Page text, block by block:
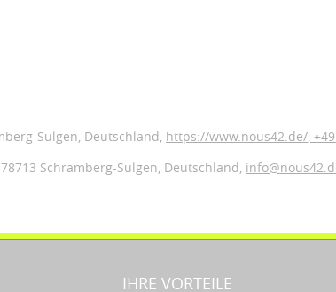
Sulgen, Deutschland, https://www.nous42.de/,
78713 Schramberg-Sulgen, Deutschland,
IHRE VORTEILE